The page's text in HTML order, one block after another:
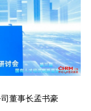
董事长孟书豪